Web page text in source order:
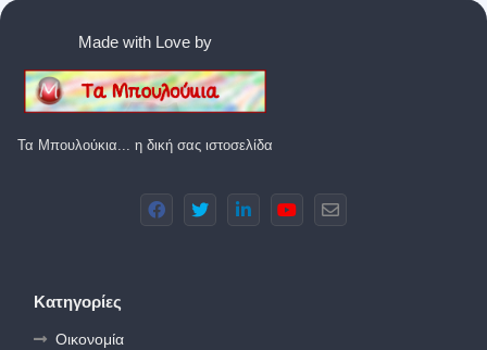
Made with Love by
Τα Μπουλούκια... η δική σας ιστοσελίδα
Κατηγορίες
Οικονομία